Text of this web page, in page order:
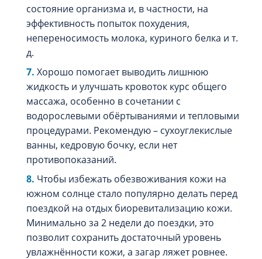
состояние организма и, в частности, на
эффективность попыток похудения,
непереносимость молока, куриного белка и т.
д.
Хорошо помогает выводить лишнюю
жидкость и улучшать кровоток курс общего
массажа, особенно в сочетании с
водорослевыми обёртываниями и тепловыми
процедурами. Рекомендую – сухоуглекислые
ванны, кедровую бочку, если нет
противопоказаний.
Чтобы избежать обезвоживания кожи на
южном солнце стало популярно делать перед
поездкой на отдых биоревитализацию кожи.
Минимально за 2 недели до поездки, это
позволит сохранить достаточный уровень
увлажнённости кожи, а загар ляжет ровнее.